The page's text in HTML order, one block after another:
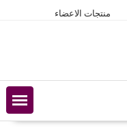
منتجات الاعضاء